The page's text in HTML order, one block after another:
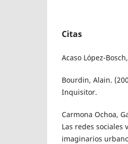
Citas
Acaso López-
Bourdin, Alain.
Inquisitor.
Carmona Ochoa,
Las redes sociales
imaginarios